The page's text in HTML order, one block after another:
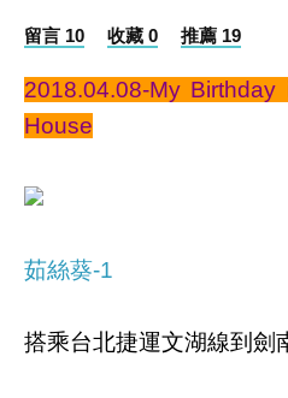
留言 10 收藏 0 推薦 19
2018.04.08-My
House
茹絲葵-1
搭乘台北捷運文湖線到劍